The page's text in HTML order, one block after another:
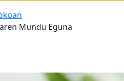
Mundu Eguna